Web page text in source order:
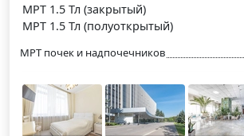
МРТ 1.5 Тл (закрытый)
МРТ 1.5 Тл (полуоткрытый)
МРТ почек и надпочечников